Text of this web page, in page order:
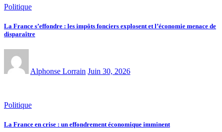
Politique
La France s’effondre : les impôts fonciers explosent et l’économie menace de
disparaître
Alphonse Lorrain Juin 30, 2026
Politique
La France en crise : un effondrement économique imminent